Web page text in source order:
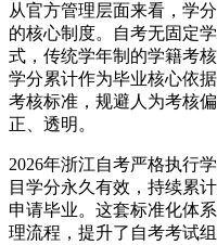
从官方管理层面来看，学
的核心制度。自考无固定
式，传统学年制的学籍考
学分累计作为毕业核心依
考核标准，规避人为考核
正、透明。
2026年浙江自考严格执行
目学分永久有效，持续累
申请毕业。这套标准化体
理流程，提升了自考考试